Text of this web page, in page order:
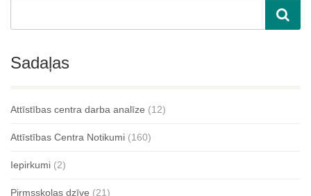
Sadaļas
Attīstības centra darba analīze (12)
Attīstības Centra Notikumi (160)
Iepirkumi (2)
Pirmsskolas dzīve (21)